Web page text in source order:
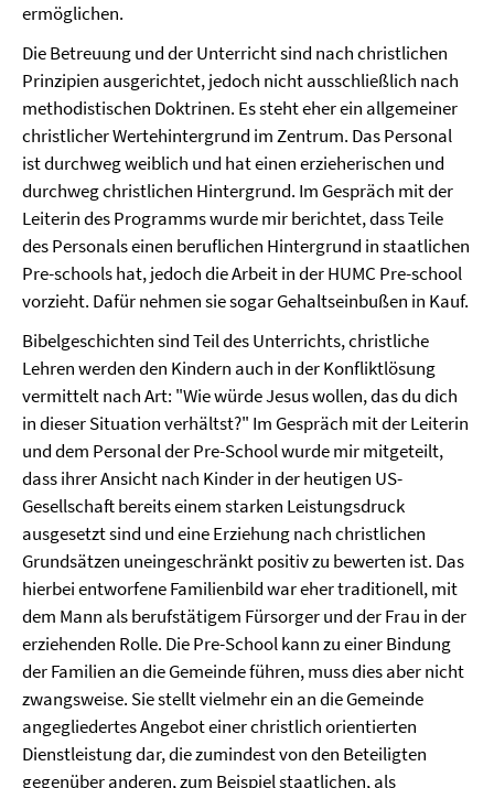
ermöglichen.
Die Betreuung und der Unterricht sind nach christlichen
Prinzipien ausgerichtet, jedoch nicht ausschließlich nach
methodistischen Doktrinen. Es steht eher ein allgemeiner
christlicher Wertehintergrund im Zentrum. Das Personal
ist durchweg weiblich und hat einen erzieherischen und
durchweg christlichen Hintergrund. Im Gespräch mit der
Leiterin des Programms wurde mir berichtet, dass Teile
des Personals einen beruflichen Hintergrund in staatlichen
Pre-schools hat, jedoch die Arbeit in der HUMC Pre-school
vorzieht. Dafür nehmen sie sogar Gehaltseinbußen in Kauf.
Bibelgeschichten sind Teil des Unterrichts, christliche
Lehren werden den Kindern auch in der Konfliktlösung
vermittelt nach Art: "Wie würde Jesus wollen, das du dich
in dieser Situation verhältst?" Im Gespräch mit der Leiterin
und dem Personal der Pre-School wurde mir mitgeteilt,
dass ihrer Ansicht nach Kinder in der heutigen US-
Gesellschaft bereits einem starken Leistungsdruck
ausgesetzt sind und eine Erziehung nach christlichen
Grundsätzen uneingeschränkt positiv zu bewerten ist. Das
hierbei entworfene Familienbild war eher traditionell, mit
dem Mann als berufstätigem Fürsorger und der Frau in der
erziehenden Rolle. Die Pre-School kann zu einer Bindung
der Familien an die Gemeinde führen, muss dies aber nicht
zwangsweise. Sie stellt vielmehr ein an die Gemeinde
angegliedertes Angebot einer christlich orientierten
Dienstleistung dar, die zumindest von den Beteiligten
gegenüber anderen, zum Beispiel staatlichen, als